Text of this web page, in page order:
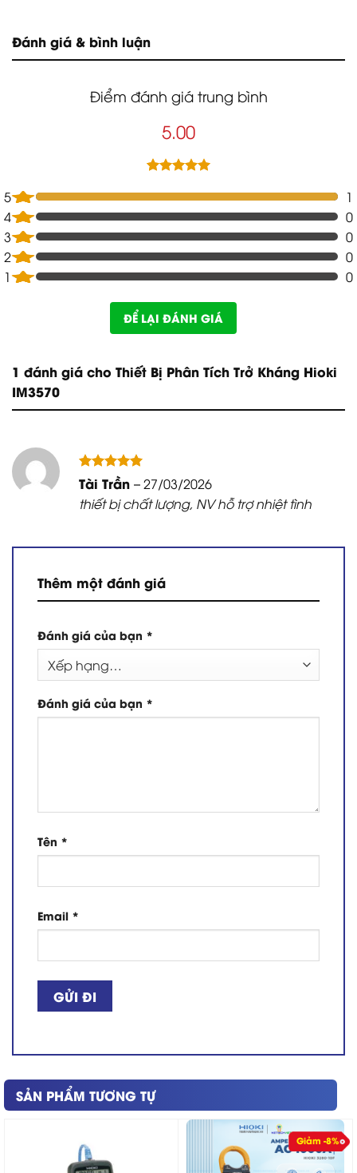
Đánh giá & bình luận
Điểm đánh giá trung bình
5.00
dựa trên
5
1
4
0
3
0
2
0
1
0
ĐỂ LẠI ĐÁNH GIÁ
1 đánh giá cho Thiết Bị Phân Tích Trở Kháng Hioki
IM3570
Được xếp
hạng55
sao
Tài Trần –27/03/2026
thiết bị chất lượng, NV hỗ trợ nhiệt tình
Thêm một đánh giá
Đánh giá của bạn *
Đánh giá của bạn *
Tên *
Email *
SẢN PHẨM TƯƠNG TỰ
Giảm -8%